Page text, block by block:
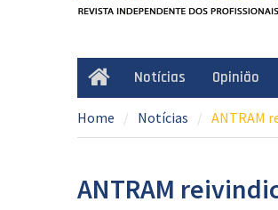
HomeNotícias Opinião
Home Notícias ANTRAM
ANTRAM